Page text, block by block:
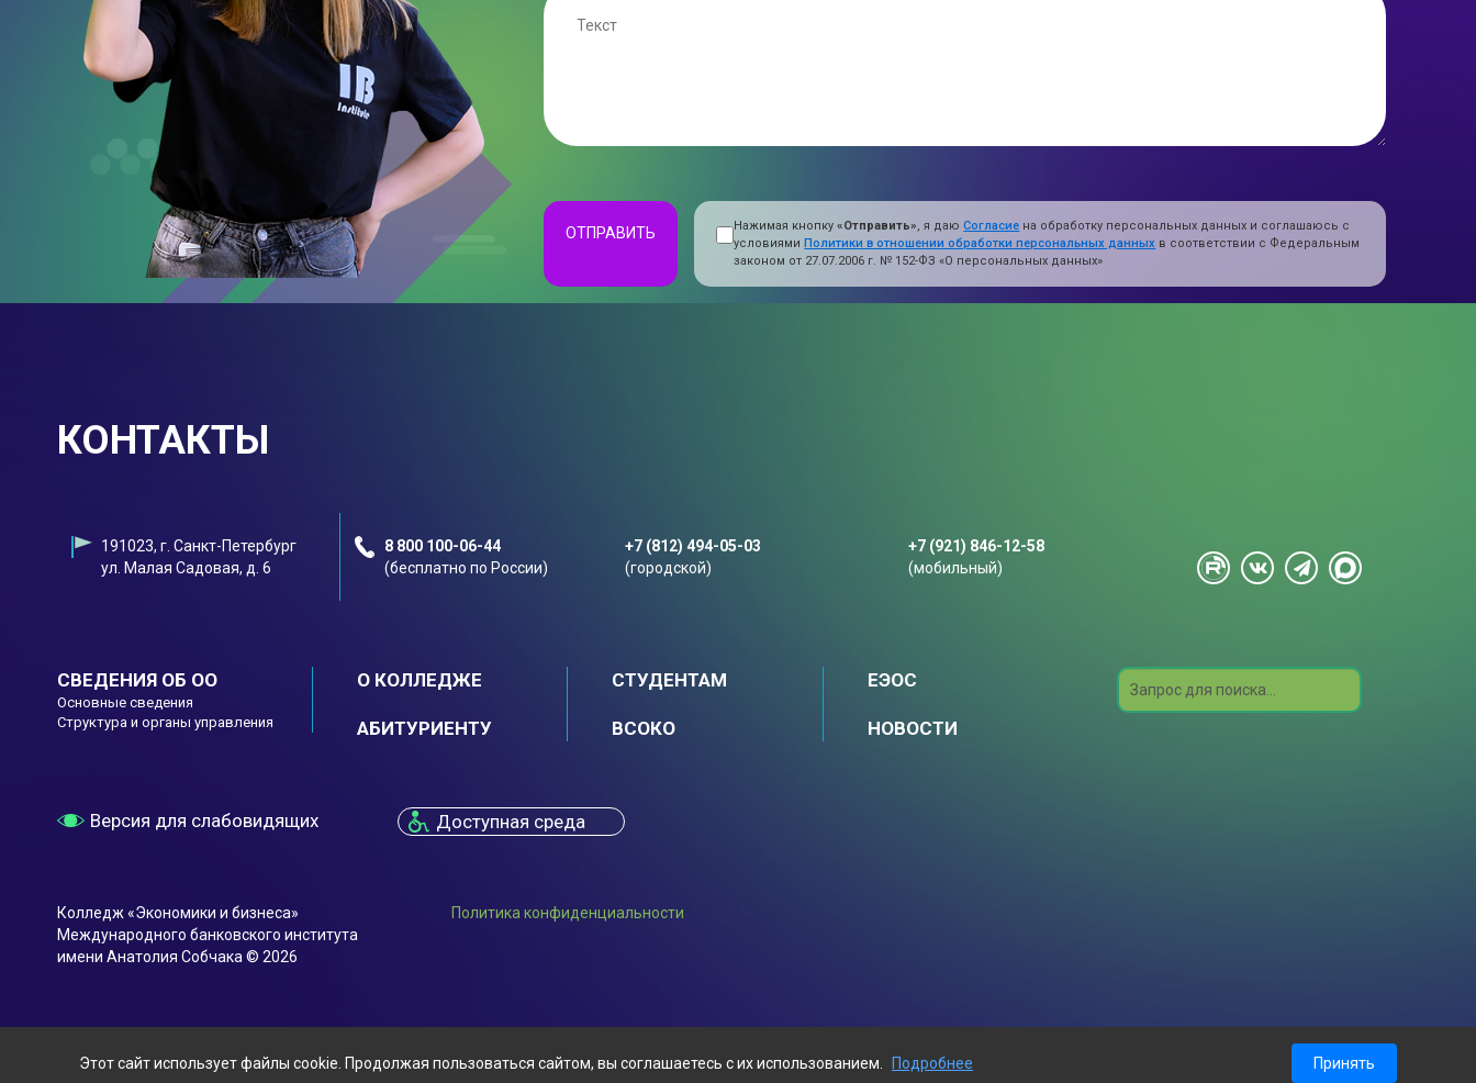
ОТПРАВИТЬ Нажимая кнопку«Отправить», я даюСогласие на обработку персональных данных и соглашаюсь с
условиямиПолитики в отношении обработки персональных данных в соответствии с Федеральным
законом от 27.07.2006 г. № 152-ФЗ «О персональных данных»
КОНТАКТЫ
191023, г. Санкт-Петербург
ул. Малая Садовая, д. 6
8 800 100-06-44
(бесплатно по России)
+7 (812) 494-05-03
(городской)
+7 (921) 846-12-58
(мобильный)
СВЕДЕНИЯ ОБ ОО
Основные сведения
Структура и органы управления
О КОЛЛЕДЖЕ
АБИТУРИЕНТУ
СТУДЕНТАМ
ВСОКО
ЕЭОС
НОВОСТИ
Search
Версия для слабовидящих Доступная среда
Колледж «Экономики и бизнеса»
Международного банковского института
имени Анатолия Собчака © 2026
Политика конфиденциальности
Этот сайт использует файлы cookie. Продолжая пользоваться сайтом, вы соглашаетесь с их использованием. Подробнее Принять